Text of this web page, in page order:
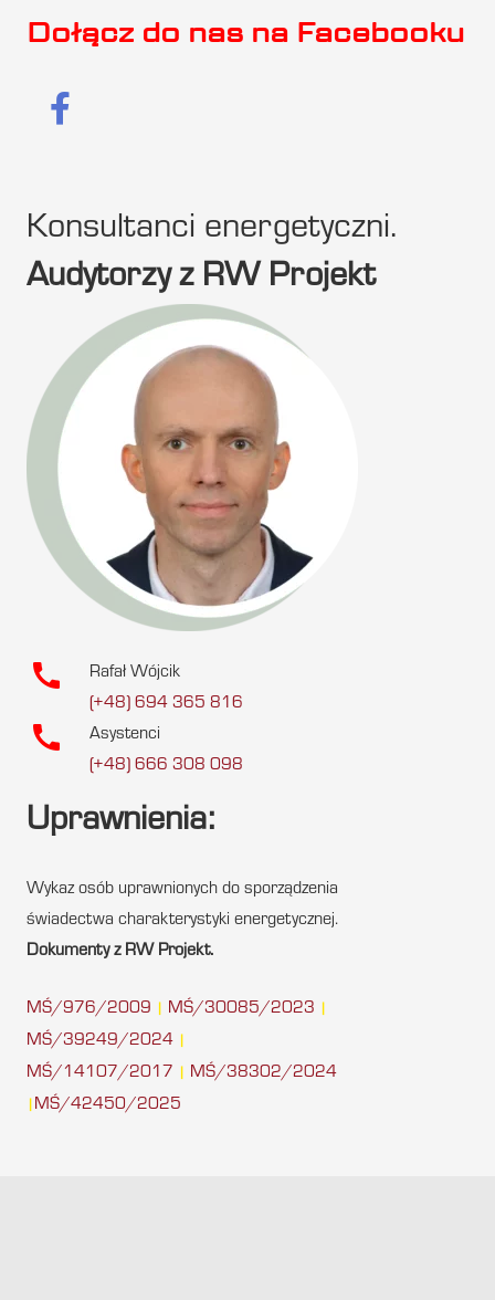
Dołącz do nas na Facebooku
Konsultanci energetyczni.
Audytorzy z RW Projekt
call
Rafał Wójcik
(+48) 694 365 816
call
Asystenci
(+48) 666 308 098
Uprawnienia:
Wykaz osób uprawnionych do sporządzenia
świadectwa charakterystyki energetycznej.
Dokumenty z RW Projekt.
MŚ/976/2009 MŚ/30085/2023
MŚ/39249/2024
MŚ/14107/2017 MŚ/38302/2024
MŚ/42450/2025